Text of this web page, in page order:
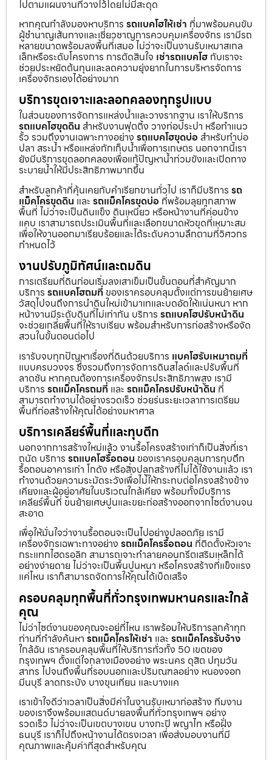
ไปตามแผนงานที่วางไว้โดยไม่มีสะดุด
หากคุณกำลังมองหาบริการ รถแบคโฮให้เช่า ที่มาพร้อมคนขับ
ผู้ชำนาญเส้นทางและเชี่ยวชาญการควบคุมเครื่องจักร เรามีรถ
หลายขนาดพร้อมลงพื้นที่เสมอ ไม่ว่าจะเป็นงานรับเหมาสเกล
เล็กหรือระดับโครงการ การตัดสินใจ เช่ารถแบคโฮ กับเราจะ
ช่วยประหยัดต้นทุนและลดความยุ่งยากในการบริหารจัดการ
เครื่องจักรเองได้อย่างมาก
บริการขุดเจาะและลอกคลองทุกรูปแบบ
ในส่วนของการจัดการแหล่งน้ำและวางรากฐาน เราให้บริการ
รถแบคโฮขุดดิน สำหรับงานฟุตติ้ง วางท่อประปา หรือทำแนว
รั้ว รวมถึงงานเฉพาะทางอย่าง รถแบคโฮขุดบ่อ สำหรับทำบ่อ
ปลา สระน้ำ หรือแหล่งกักเก็บน้ำเพื่อการเกษตร นอกจากนี้เรา
ยังมีบริการขุดลอกคลองเพื่อแก้ปัญหาน้ำท่วมขังและเปิดทาง
ระบายน้ำให้มีประสิทธิภาพมากขึ้น
สำหรับลูกค้าที่คุ้นเคยกับคำเรียกขานทั่วไป เราก็มีบริการ รถ
แม็คโครขุดดิน และ รถแม็คโครขุดบ่อ ที่พร้อมลุยทุกสภาพ
พื้นที่ ไม่ว่าจะเป็นดินแข็ง ดินเหนียว หรือหน้างานที่ค่อนข้าง
แคบ เราสามารถประเมินพื้นที่และเลือกขนาดหัวขุดที่เหมาะสม
เพื่อให้งานออกมาเรียบร้อยและได้ระดับความลึกตามที่วิศวกร
กำหนดไว้
งานปรับภูมิทัศน์และถมดิน
การเตรียมที่ดินก่อนเริ่มลงเสาเข็มเป็นขั้นตอนที่สำคัญมาก
บริการ รถแบคโฮถมที่ ของเราครอบคลุมตั้งแต่การขนย้ายเศษ
วัสดุไปจนถึงการนำดินใหม่เข้ามาเทและบดอัดให้แน่นหนา หาก
หน้างานมีระดับดินที่ไม่เท่ากัน บริการ รถแบคโฮปรับหน้าดิน
จะช่วยเกลี่ยพื้นที่ให้ราบเรียบ พร้อมสำหรับการก่อสร้างหรือจัด
สวนในขั้นตอนต่อไป
เรารับจบทุกปัญหาเรื่องที่ดินด้วยบริการ แบคโฮรับเหมาถมที่
แบบครบวงจร ซึ่งรวมถึงการจัดการดินสไลด์และปรับพื้นที่
ลาดชัน หากคุณต้องการเครื่องจักรประสิทธิภาพสูง เรามี
บริการ รถแม็คโครถมที่ และ รถแม็คโครปรับหน้าดิน ที่
สามารถทำงานได้อย่างรวดเร็ว ช่วยร่นระยะเวลาการเตรียม
พื้นที่ก่อสร้างให้คุณได้อย่างมหาศาล
บริการเคลียร์พื้นที่และทุบตึก
นอกจากการสร้างใหม่แล้ว งานรื้อโครงสร้างเก่าก็เป็นสิ่งที่เรา
ถนัด บริการ รถแบคโฮรื้อถอน ของเราครอบคลุมการทุบตึก
รื้อถอนอาคารเก่า โกดัง หรือสิ่งปลูกสร้างที่ไม่ได้ใช้งานแล้ว เรา
ทำงานด้วยความระมัดระวังเพื่อไม่ให้กระทบต่อโครงสร้างข้าง
เคียงและผู้อยู่อาศัยในบริเวณใกล้เคียง พร้อมทั้งมีบริการ
เคลียร์พื้นที่ ขนย้ายเศษปูนและขยะก่อสร้างออกจากไซต์งานจน
สะอาด
เพื่อให้มั่นใจว่างานรื้อถอนจะเป็นไปอย่างปลอดภัย เรามี
เครื่องจักรเฉพาะทางอย่าง รถแม็คโครรื้อถอน ที่ติดตั้งหัวเจาะ
กระแทกไฮดรอลิก สามารถเจาะทำลายคอนกรีตเสริมเหล็กได้
อย่างง่ายดาย ไม่ว่าจะเป็นพื้นปูนหนา หรือโครงสร้างที่แข็งแรง
แค่ไหน เราก็สามารถจัดการให้คุณได้เบ็ดเสร็จ
ครอบคลุมทุกพื้นที่ทั่วกรุงเทพมหานครและใกล้
คุณ
ไม่ว่าไซต์งานของคุณจะอยู่ที่ไหน เราพร้อมให้บริการลูกค้าทุก
ท่านที่กำลังค้นหา รถแม็คโครให้เช่า และ รถแม็คโครรับจ้าง
ใกล้ฉัน เราครอบคลุมพื้นที่ให้บริการทั่วทั้ง 50 เขตของ
กรุงเทพฯ ตั้งแต่ใจกลางเมืองอย่าง พระนคร ดุสิต ปทุมวัน
สาทร ไปจนถึงพื้นที่รอบนอกและปริมณฑลอย่าง หนองจอก
มีนบุรี ลาดกระบัง บางขุนเทียน และบางแค
เราเข้าใจดีว่าเวลาเป็นสิ่งมีค่าในงานรับเหมาก่อสร้าง ทีมงาน
ของเราจึงพร้อมแสตนด์บายลงพื้นที่ทั่วกรุงเทพฯ อย่าง
รวดเร็ว ไม่ว่าจะเป็นเขตบางเขน บางกะปิ พญาไท หรือฝั่ง
ธนบุรี เราก็ไปถึงหน้างานได้ตรงเวลา เพื่อส่งมอบงานที่มี
คุณภาพและคุ้มค่าที่สุดสำหรับคุณ